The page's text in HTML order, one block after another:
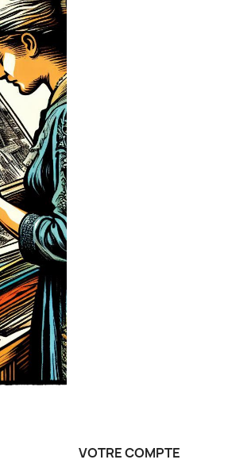
VOTRE COMPTE